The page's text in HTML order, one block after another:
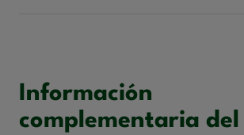
Información
complementaria del